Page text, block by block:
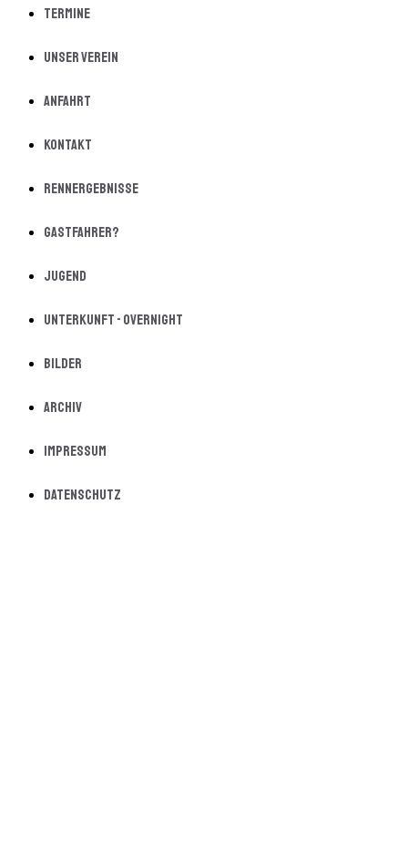
Termine
Unser Verein
Anfahrt
Kontakt
Rennergebnisse
Gastfahrer?
Jugend
Unterkunft - Overnight
Bilder
Archiv
Impressum
Datenschutz